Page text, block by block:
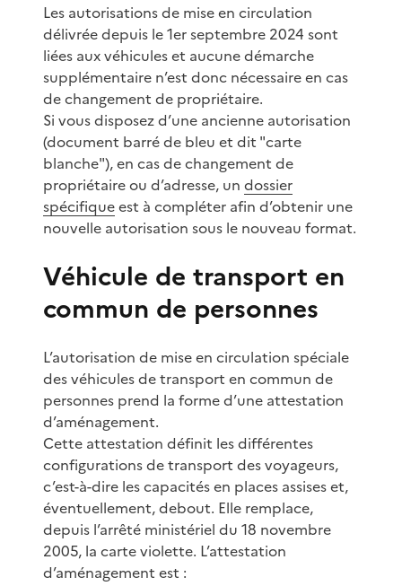
Les autorisations de mise en circulation
délivrée depuis le 1er septembre 2024 sont
liées aux véhicules et aucune démarche
supplémentaire n’est donc nécessaire en cas
de changement de propriétaire.
Si vous disposez d’une ancienne autorisation
(document barré de bleu et dit "carte
blanche"), en cas de changement de
propriétaire ou d’adresse, un dossier
spécifiqueest à compléter afin d’obtenir une
nouvelle autorisation sous le nouveau format.
Véhicule de transport en
commun de personnes
L’autorisation de mise en circulation spéciale
des véhicules de transport en commun de
personnes prend la forme d’une attestation
d’aménagement.
Cette attestation définit les différentes
configurations de transport des voyageurs,
c’est-à-dire les capacités en places assises et,
éventuellement, debout. Elle remplace,
depuis l’arrêté ministériel du 18 novembre
2005, la carte violette. L’attestation
d’aménagement est :